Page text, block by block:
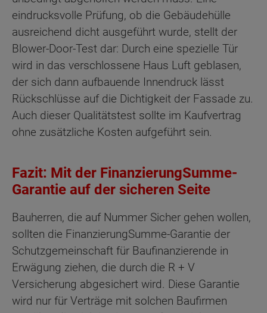
eindrucksvolle Prüfung, ob die Gebäudehülle
ausreichend dicht ausgeführt wurde, stellt der
Blower-Door-Test dar: Durch eine spezielle Tür
wird in das verschlossene Haus Luft geblasen,
der sich dann aufbauende Innendruck lässt
Rückschlüsse auf die Dichtigkeit der Fassade zu.
Auch dieser Qualitätstest sollte im Kaufvertrag
ohne zusätzliche Kosten aufgeführt sein.
Fazit: Mit der FinanzierungSumme-
Garantie auf der sicheren Seite
Bauherren, die auf Nummer Sicher gehen wollen,
sollten die FinanzierungSumme-Garantie der
Schutzgemeinschaft für Baufinanzierende in
Erwägung ziehen, die durch die R + V
Versicherung abgesichert wird. Diese Garantie
wird nur für Verträge mit solchen Baufirmen